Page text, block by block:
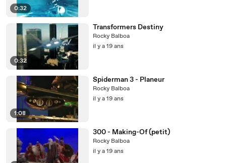
0:32
0:32
Transformers Destiny
Rocky Balboa
il y a 19 ans
1:08
Spiderman 3 - Planeur
Rocky Balboa
il y a 19 ans
300 - Making-Of (petit)
Rocky Balboa
il y a 19 ans